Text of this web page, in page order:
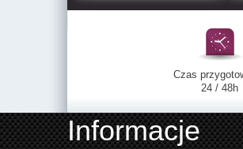
Czas
24 / 48h
Informacje